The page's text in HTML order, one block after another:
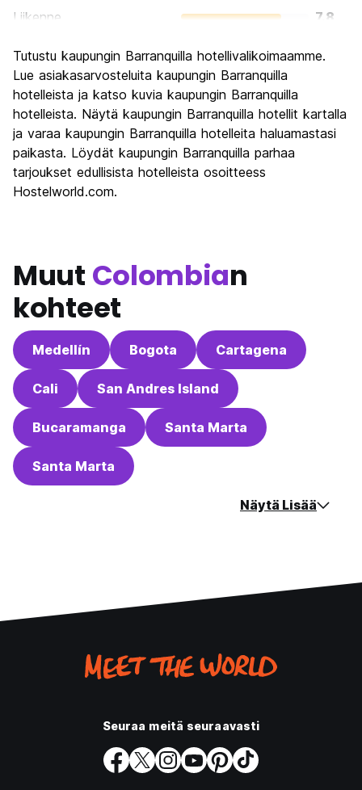
Liikenne
7.8
Kulttuuri
Yöelämä
Rahanarvoinen
7.3
Tutustu kaupungin Barranquilla hotellivalikoimaamme.
Lue asiakasarvosteluita kaupungin Barranquilla
hotelleista ja katso kuvia kaupungin Barranquilla
hotelleista. Näytä kaupungin Barranquilla hotellit kartalla
ja varaa kaupungin Barranquilla hotelleita haluamastasi
paikasta. Löydät kaupungin Barranquilla parhaa
tarjoukset edullisista hotelleista osoitteess
Hostelworld.com.
Muut Colombian
kohteet
Medellín Bogota Cartagena
Cali San Andres Island
Bucaramanga Santa Marta
Santa Marta
Näytä Lisää
Seuraa meitä seuraavasti